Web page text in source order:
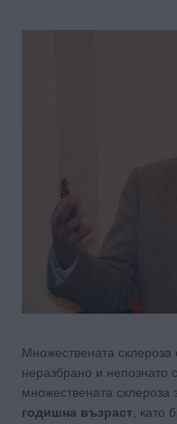
Множествената склероза
неразбрано и непознато
множествената склероза
годишна възраст , като